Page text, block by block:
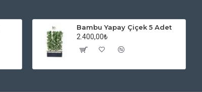
Bambu Yapay Çiçek 5 Adet
2.400,00₺